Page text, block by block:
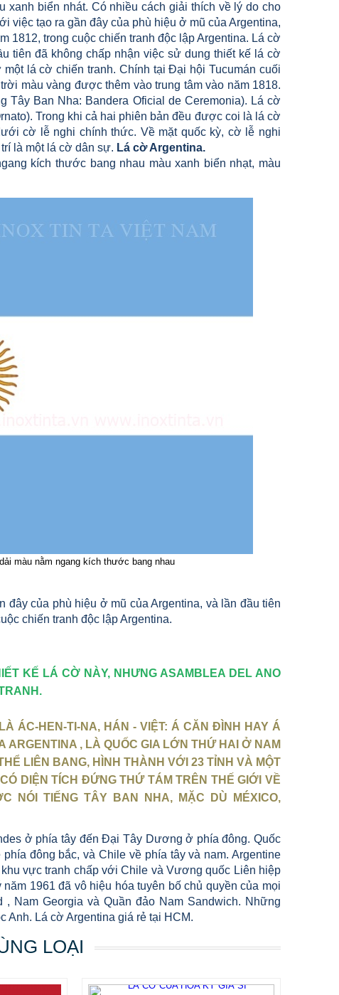
xanh biển nhát. Có nhiều cách giải thích về lý do cho
việc tạo ra gần đây của phù hiệu ở mũ của Argentina,
1812, trong cuộc chiến tranh độc lập Argentina. Lá cờ
tiên đã không chấp nhận việc sử dung thiết kế lá cờ
lá cờ chiến tranh. Chính tại Đại hội Tucumán cuối
màu vàng được thêm vào trung tâm vào năm 1818.
Ban Nha: Bandera Oficial de Ceremonia). Lá cờ
Trong khi cả hai phiên bản đều được coi là lá cờ
cờ lễ nghi chính thức. Về mặt quốc kỳ, cờ lễ nghi
là một lá cờ dân sự. Lá cờ Argentina.
kích thước bang nhau màu xanh biển nhạt, màu
màu nằm ngang kích thước bang nhau
của phù hiệu ở mũ của Argentina, và lần đầu tiên
chiến tranh độc lập Argentina.
KẾ LÁ CỜ NÀY, NHƯNG ASAMBLEA DEL ANO
ÁC-HEN-TI-NA, HÁN - VIỆT: Á CĂN ĐÌNH HAY Á
ARGENTINA , LÀ QUỐC GIA LỚN THỨ HAI Ở NAM
LIÊN BANG, HÌNH THÀNH VỚI 23 TỈNH VÀ MỘT
DIỆN TÍCH ĐỨNG THỨ TÁM TRÊN THẾ GIỚI VỀ
NÓI TIẾNG TÂY BAN NHA, MẶC DÙ MÉXICO,
ở phía tây đến Đại Tây Dương ở phía đông. Quốc
đông bắc, và Chile về phía tây và nam. Argentine
vực tranh chấp với Chile và Vương quốc Liên hiệp
1961 đã vô hiệu hóa tuyên bố chủ quyền của mọi
Nam Georgia và Quần đảo Nam Sandwich. Những
Anh. Lá cờ Argentina giá rẻ tại HCM.
LOẠI